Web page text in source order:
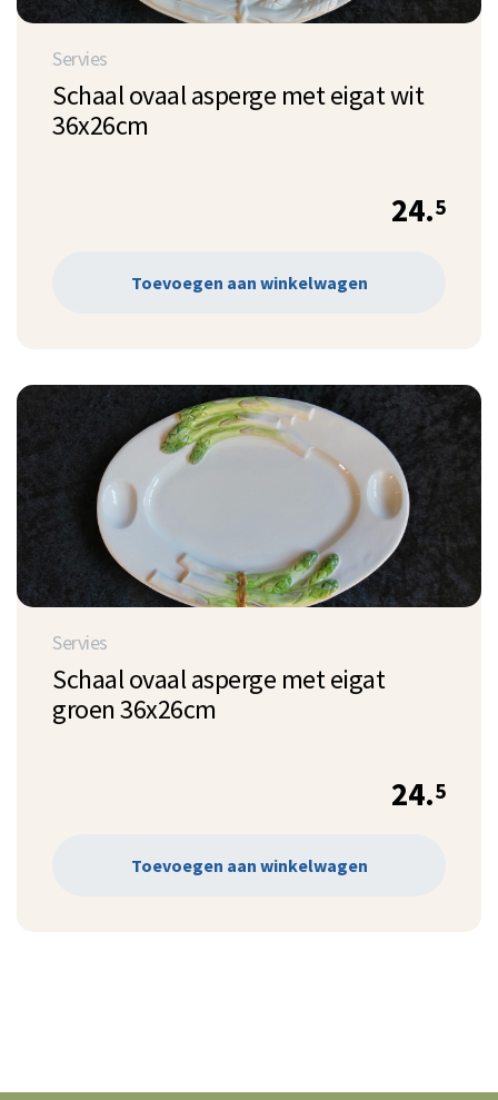
Servies
Schaal ovaal asperge met eigat wit
36x26cm
24.5
Toevoegen aan winkelwagen
Servies
Schaal ovaal asperge met eigat
groen 36x26cm
24.5
Toevoegen aan winkelwagen